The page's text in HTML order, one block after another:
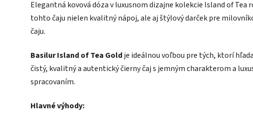
Elegantná kovová dóza v luxusnom dizajne kolekcie Island of Tea
tohto čaju nielen kvalitný nápoj, ale aj štýlový darček pre
čaju.
Basilur Island of Tea Goldje ideálnou voľbou pre tých, ktorí
čistý, kvalitný a autentický čierny čaj s jemným charakterom a
spracovaním.
Hlavné výhody: